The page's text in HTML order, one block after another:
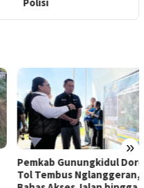
»
Pemkab Gunungkidul Dorong
Tol Tembus Nglanggeran,